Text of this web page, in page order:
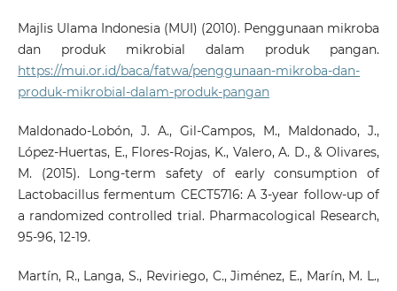
Majlis Ulama Indonesia (MUI) (2010). Penggunaan mikroba
dan produk mikrobial dalam produk pangan.
https://mui.or.id/baca/fatwa/penggunaan-mikroba-dan-
produk-mikrobial-dalam-produk-pangan
Maldonado-Lobón, J. A., Gil-Campos, M., Maldonado, J.,
López-Huertas, E., Flores-Rojas, K., Valero, A. D., & Olivares,
M. (2015). Long-term safety of early consumption of
Lactobacillus fermentum CECT5716: A 3-year follow-up of
a randomized controlled trial. Pharmacological Research,
95-96, 12-19.
Martín, R., Langa, S., Reviriego, C., Jiménez, E., Marín, M. L.,